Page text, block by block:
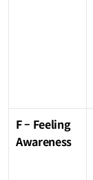
F – Feeling
Awareness